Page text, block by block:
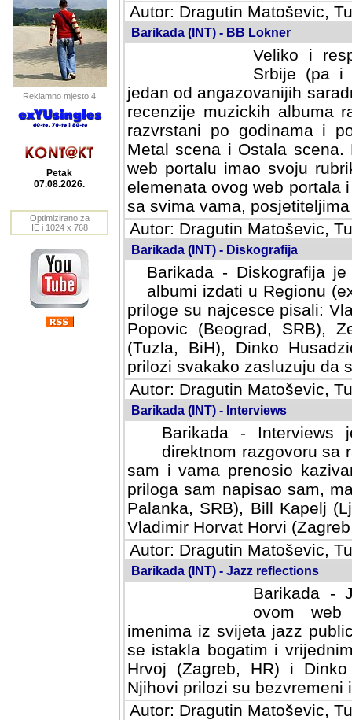
Reklamno mjesto 4
Petak
07.08.2026.
Optimizirano za
IE i 1024 x 768
Autor: Dragutin Matoševic,
Barikada (INT) - BB Lokner
Veliko i
Srbije (pa i
jedan od angazovanijih
recenzije muzickih albuma
razvrstani po godinama i po
scena i Ostala scena.
portalu imao svoju
elemenata ovog web portala
sa svima vama,
Autor: Dragutin Matoševic,
Barikada (INT) - Diskografija
Barikada - Diskografija
albumi izdati u Regionu
priloge su najcesce pisali:
Popovic (Beograd, SRB),
(Tuzla, BiH), Dinko
prilozi svakako zasluzuju da
Autor: Dragutin Matoševic,
Barikada (INT) - Interviews
Barikada -
direktnom razgovoru sa
sam i vama prenosio
priloga sam napisao sam,
Palanka, SRB), Bill Kapelj
Vladimir Horvat Horvi
Autor: Dragutin Matoševic,
Barikada (INT) - Jazz reflections
Barikada -
ovom web
imenima iz svijeta jazz
se istakla bogatim i
Hrvoj (Zagreb, HR) i
Njihovi prilozi su bezvremeni
Autor: Dragutin Matoševic,